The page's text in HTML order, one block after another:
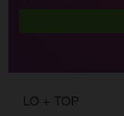
LO + TOP